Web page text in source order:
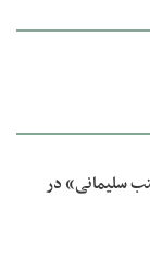
سلیمانی» در